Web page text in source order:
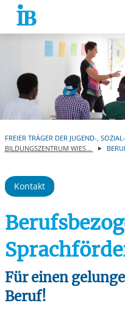
Springe zum Inhalt
FREIER TRÄGER DER JUGEND-,
BILDUNGSZENTRUM WIES...
Kontakt
Für einen
Beruf!